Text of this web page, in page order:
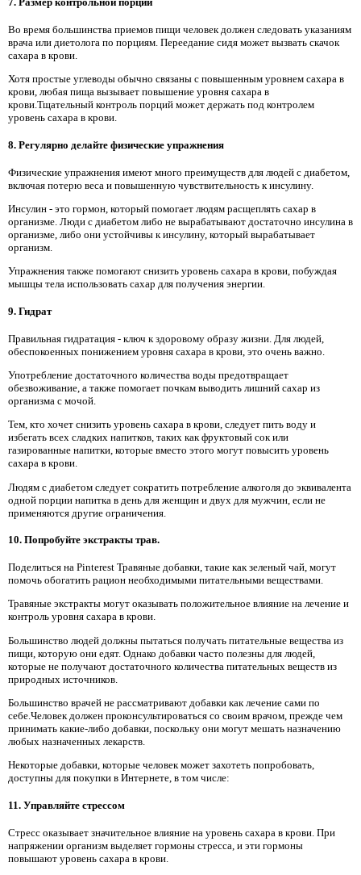
Во время большинства приемов пищи человек должен следовать указаниям
врача или диетолога по порциям. Переедание сидя может вызвать скачок
сахара в крови.
Хотя простые углеводы обычно связаны с повышенным уровнем сахара в
крови, любая пища вызывает повышение уровня сахара в
крови.Тщательный контроль порций может держать под контролем
уровень сахара в крови.
8. Регулярно делайте физические упражнения
Физические упражнения имеют много преимуществ для людей с диабетом,
включая потерю веса и повышенную чувствительность к инсулину.
Инсулин - это гормон, который помогает людям расщеплять сахар в
организме. Люди с диабетом либо не вырабатывают достаточно инсулина в
организме, либо они устойчивы к инсулину, который вырабатывает
организм.
Упражнения также помогают снизить уровень сахара в крови, побуждая
мышцы тела использовать сахар для получения энергии.
9. Гидрат
Правильная гидратация - ключ к здоровому образу жизни. Для людей,
обеспокоенных понижением уровня сахара в крови, это очень важно.
Употребление достаточного количества воды предотвращает
обезвоживание, а также помогает почкам выводить лишний сахар из
организма с мочой.
Тем, кто хочет снизить уровень сахара в крови, следует пить воду и
избегать всех сладких напитков, таких как фруктовый сок или
газированные напитки, которые вместо этого могут повысить уровень
сахара в крови.
Людям с диабетом следует сократить потребление алкоголя до эквивалента
одной порции напитка в день для женщин и двух для мужчин, если не
применяются другие ограничения.
10. Попробуйте экстракты трав.
Поделиться на Pinterest Травяные добавки, такие как зеленый чай, могут
помочь обогатить рацион необходимыми питательными веществами.
Травяные экстракты могут оказывать положительное влияние на лечение и
контроль уровня сахара в крови.
Большинство людей должны пытаться получать питательные вещества из
пищи, которую они едят. Однако добавки часто полезны для людей,
которые не получают достаточного количества питательных веществ из
природных источников.
Большинство врачей не рассматривают добавки как лечение сами по
себе.Человек должен проконсультироваться со своим врачом, прежде чем
принимать какие-либо добавки, поскольку они могут мешать назначению
любых назначенных лекарств.
Некоторые добавки, которые человек может захотеть попробовать,
доступны для покупки в Интернете, в том числе:
11. Управляйте стрессом
Стресс оказывает значительное влияние на уровень сахара в крови. При
напряжении организм выделяет гормоны стресса, и эти гормоны
повышают уровень сахара в крови.